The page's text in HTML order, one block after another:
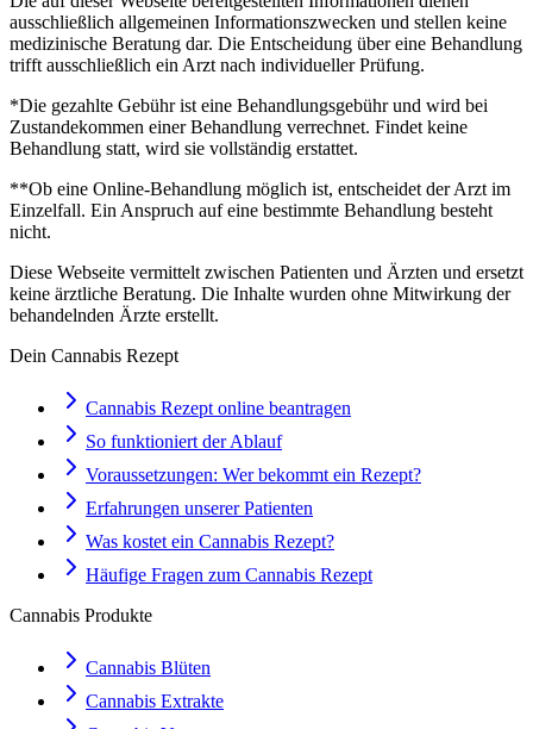
ausschließlich allgemeinen Informationszwecken und stellen keine
medizinische Beratung dar. Die Entscheidung über eine Behandlung
trifft ausschließlich ein Arzt nach individueller Prüfung.
*Die gezahlte Gebühr ist eine Behandlungsgebühr und wird bei
Zustandekommen einer Behandlung verrechnet. Findet keine
Behandlung statt, wird sie vollständig erstattet.
**Ob eine Online-Behandlung möglich ist, entscheidet der Arzt im
Einzelfall. Ein Anspruch auf eine bestimmte Behandlung besteht
nicht.
Diese Webseite vermittelt zwischen Patienten und Ärzten und ersetzt
keine ärztliche Beratung. Die Inhalte wurden ohne Mitwirkung der
behandelnden Ärzte erstellt.
Dein Cannabis Rezept
Cannabis Rezept online beantragen
So funktioniert der Ablauf
Voraussetzungen: Wer bekommt ein Rezept?
Erfahrungen unserer Patienten
Was kostet ein Cannabis Rezept?
Häufige Fragen zum Cannabis Rezept
Cannabis Produkte
Cannabis Blüten
Cannabis Extrakte